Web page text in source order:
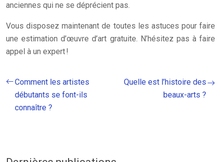
anciennes qui ne se déprécient pas.
Vous disposez maintenant de toutes les astuces pour faire
une estimation d’œuvre d’art gratuite. N’hésitez pas à faire
appel à un expert !
Comment les artistes
débutants se font-ils
connaître ?
Quelle est l’histoire des
beaux-arts ?